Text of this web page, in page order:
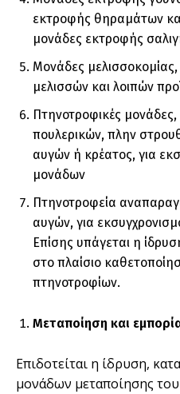
εκτροφής θηραµάτων
µονάδες εκτροφής
Μονάδες
µελισσών και λοιπών
Πτηνοτροφικές
πουλερικών, πλην
αυγών ή κρέατος, για
µονάδων
Πτηνοτροφεία
αυγών, για
Επίσης υπάγεται η
στο πλαίσιο
πτηνοτροφίων.
Μεταποίηση και
Επιδοτείται η ίδρυση,
µονάδων µεταποίησης